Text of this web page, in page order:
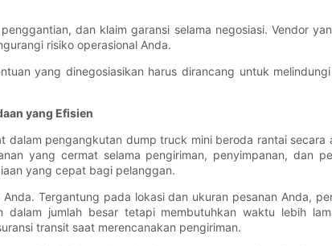
dan klaim garansi selama negosiasi. Vendor
risiko operasional Anda.
yang dinegosiasikan harus dirancang untuk
yang Efisien
pengangkutan dump truck mini beroda rantai
yang cermat selama pengiriman, penyimpanan, dan
yang cepat bagi pelanggan.
Tergantung pada lokasi dan ukuran pesanan Anda,
jumlah besar tetapi membutuhkan waktu lebih
transit saat merencanakan pengiriman.